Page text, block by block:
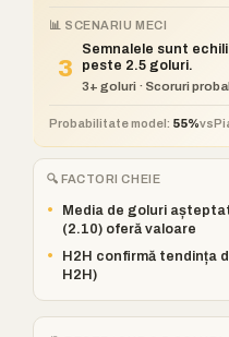
📊 SCENARIU MECI
3
Semnalele sunt
peste 2.5 goluri.
3+ goluri · Scoruri
Probabilitate model: 55%vs
🔍 FACTORI CHEIE
•
Media de goluri
(2.10) oferă valoare
•
H2H confirmă tendința
H2H)